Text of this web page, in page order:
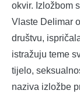
okvir. Izložbom
Vlaste Delimar
društvu,
istražuju teme
tijelo,
naziva izložbe